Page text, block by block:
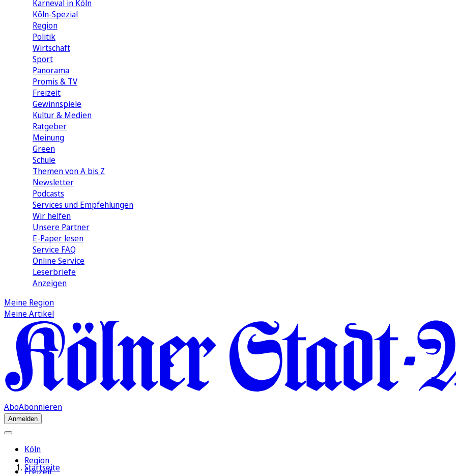
Karneval in Köln
Köln-Spezial
Region
Politik
Wirtschaft
Sport
Panorama
Promis & TV
Freizeit
Gewinnspiele
Kultur & Medien
Ratgeber
Meinung
Green
Schule
Themen von A bis Z
Newsletter
Podcasts
Services und Empfehlungen
Wir helfen
Unsere Partner
E-Paper lesen
Service FAQ
Online Service
Leserbriefe
Anzeigen
Meine Region
Meine Artikel
AboAbonnieren
Anmelden
Köln
Region
Freizeit
Startseite